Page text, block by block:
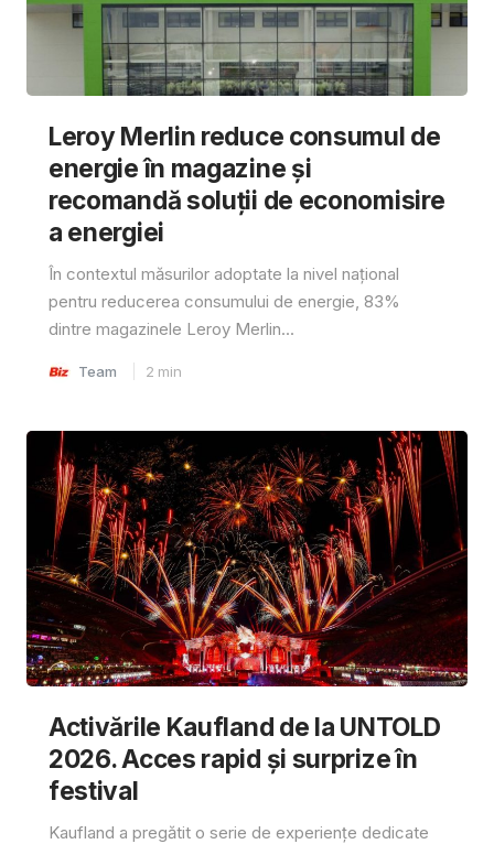
Leroy Merlin reduce consumul de
energie în magazine și
recomandă soluții de economisire
a energiei
În contextul măsurilor adoptate la nivel național
pentru reducerea consumului de energie, 83%
dintre magazinele Leroy Merlin...
Team 2 min
Activările Kaufland de la UNTOLD
2026. Acces rapid și surprize în
festival
Kaufland a pregătit o serie de experiențe dedicate